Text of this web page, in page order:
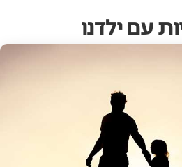
עם ילדנו